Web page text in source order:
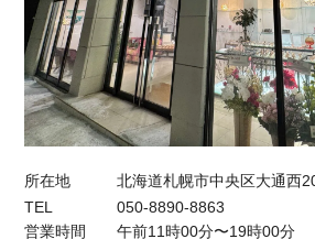
所在地
北海道札幌市中央区大通西
TEL
050-8890-8863
営業時間
午前11時00分〜19時00分